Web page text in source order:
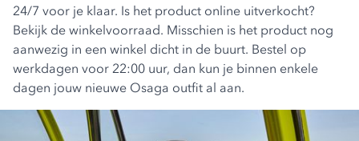
24/7 voor je klaar. Is het product online uitverkocht?
Bekijk de winkelvoorraad. Misschien is het product nog
aanwezig in een winkel dicht in de buurt. Bestel op
werkdagen voor 22:00 uur, dan kun je binnen enkele
dagen jouw nieuwe Osaga outfit al aan.